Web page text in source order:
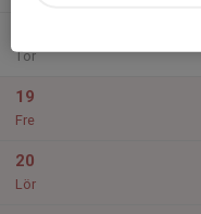
Tor
19
Fre
20
Lör